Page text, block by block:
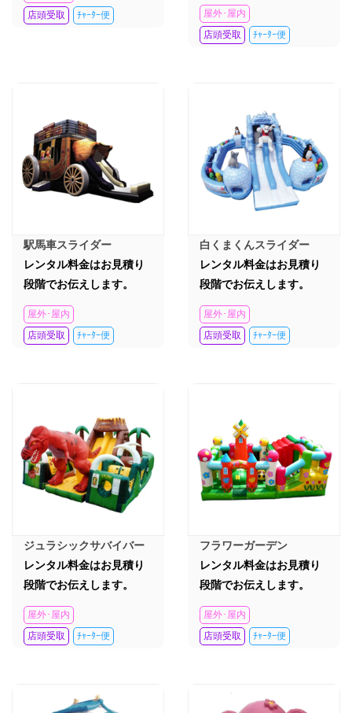
店頭受取
ﾁｬｰﾀｰ便
屋外･屋内
店頭受取
ﾁｬｰﾀｰ便
駅馬車スライダー
レンタル料金はお見積り
段階でお伝えします。
屋外･屋内
店頭受取
ﾁｬｰﾀｰ便
白くまくんスライダー
レンタル料金はお見積り
段階でお伝えします。
屋外･屋内
店頭受取
ﾁｬｰﾀｰ便
ジュラシックサバイバー
レンタル料金はお見積り
段階でお伝えします。
屋外･屋内
店頭受取
ﾁｬｰﾀｰ便
フラワーガーデン
レンタル料金はお見積り
段階でお伝えします。
屋外･屋内
店頭受取
ﾁｬｰﾀｰ便